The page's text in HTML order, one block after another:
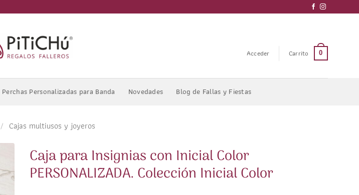
Acceder Carrito 0
Perchas Personalizadas para Banda Novedades Blog de Fallas y Fiestas
/ Cajas multiusos y joyeros
Caja para Insignias con Inicial Color
PERSONALIZADA. Colección Inicial Color